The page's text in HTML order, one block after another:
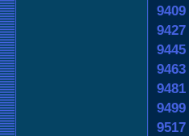
9409
9427
9445
9463
9481
9499
9517